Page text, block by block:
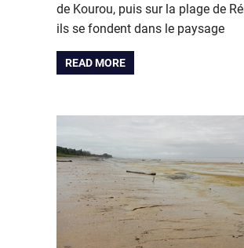
de Kourou, puis sur la plage de
ils se fondent dans le paysage
READ MORE